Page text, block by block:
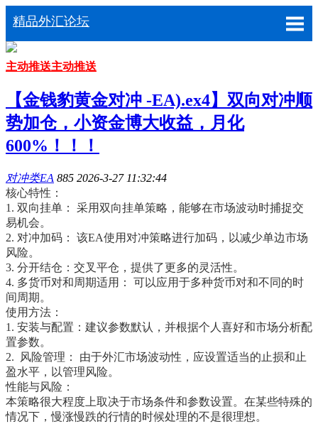
精品外汇论坛
主动推送主动推送
【金钱豹黄金对冲 -EA).ex4】双向对冲顺
势加仓，小资金博大收益，月化
600%！！！
对冲类EA 885 2026-3-27 11:32:44
核心特性：
1. 双向挂单： 采用双向挂单策略，能够在市场波动时捕捉交
易机会。
2. 对冲加码： 该EA使用对冲策略进行加码，以减少单边市场
风险。
3. 分开结仓：交叉平仓，提供了更多的灵活性。
4. 多货币对和周期适用： 可以应用于多种货币对和不同的时
间周期。
使用方法：
1. 安装与配置：建议参数默认，并根据个人喜好和市场分析配
置参数。
2. 风险管理： 由于外汇市场波动性，应设置适当的止损和止
盈水平，以管理风险。
性能与风险：
本策略很大程度上取决于市场条件和参数设置。在某些特殊的
情况下，慢涨慢跌的行情的时候处理的不是很理想。